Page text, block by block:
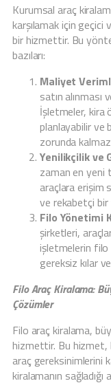
Kurumsal araç
karşılamak için geçici
bir hizmettir. Bu
bazıları:
Maliyet
satın alınması
İşletmeler, kira
planlayabilir ve
zorunda
Yenilikçilik ve
zaman en yeni
araçlara erişim
ve rekabetçi bir
Filo Yönetimi
şirketleri,
işletmelerin filo
gereksiz kılar
Filo Araç Kiralama:
Çözümler
Filo araç kiralama,
hizmettir. Bu hizmet,
araç gereksinimlerini
kiralamanın sağladığı